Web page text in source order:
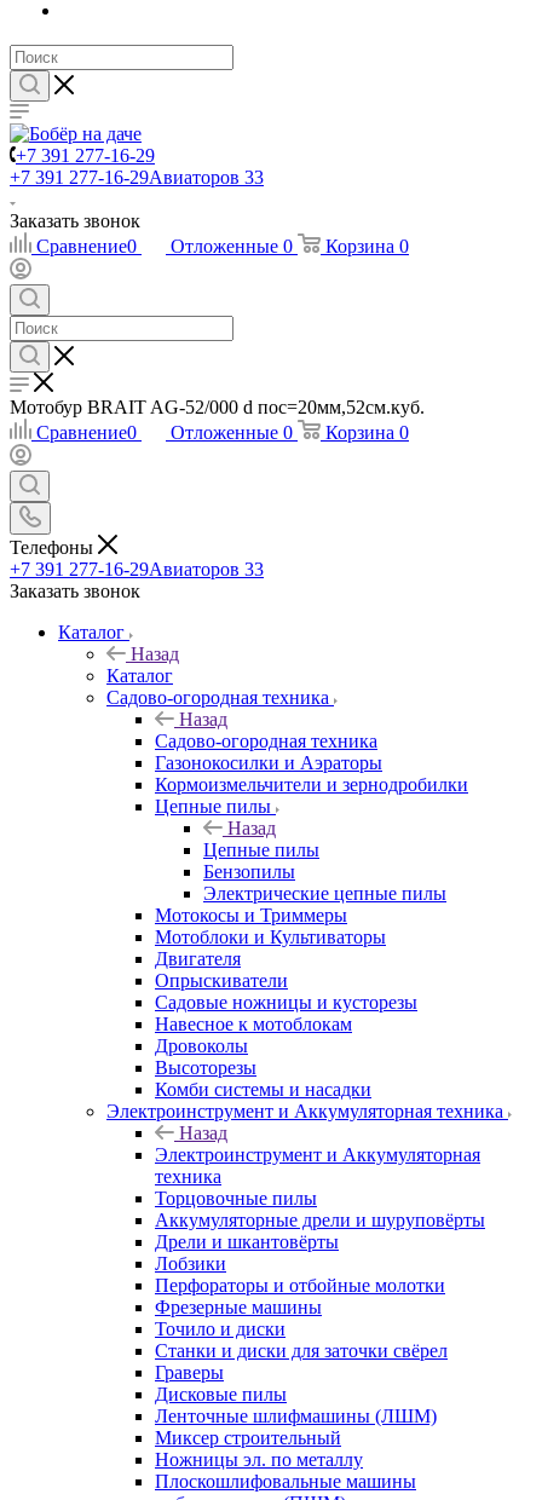
+7 391 277-16-29
+7 391 277-16-29Авиаторов 33
Заказать звонок
Сравнение0 Отложенные 0 Корзина 0
Мотобур BRAIT AG-52/000 d пос=20мм,52см.куб.
Сравнение0 Отложенные 0 Корзина 0
Телефоны
+7 391 277-16-29Авиаторов 33
Заказать звонок
Каталог
Назад
Каталог
Садово-огородная техника
Назад
Садово-огородная техника
Газонокосилки и Аэраторы
Кормоизмельчители и зернодробилки
Цепные пилы
Назад
Цепные пилы
Бензопилы
Электрические цепные пилы
Мотокосы и Триммеры
Мотоблоки и Культиваторы
Двигателя
Опрыскиватели
Садовые ножницы и кусторезы
Навесное к мотоблокам
Дровоколы
Высоторезы
Комби системы и насадки
Электроинструмент и Аккумуляторная техника
Назад
Электроинструмент и Аккумуляторная
техника
Торцовочные пилы
Аккумуляторные дрели и шуруповёрты
Дрели и шкантовёрты
Лобзики
Перфораторы и отбойные молотки
Фрезерные машины
Точило и диски
Станки и диски для заточки свёрел
Граверы
Дисковые пилы
Ленточные шлифмашины (ЛШМ)
Миксер строительный
Ножницы эл. по металлу
Плоскошлифовальные машины